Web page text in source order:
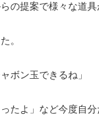
の提案で様々な道具
。
ボン玉できるね」
ったよ」など今度自